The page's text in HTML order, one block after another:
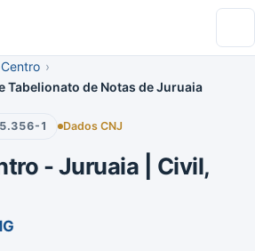
Centro
Tabelionato de Notas de Juruaia
1 Dados CNJ
- Juruaia | Civil,